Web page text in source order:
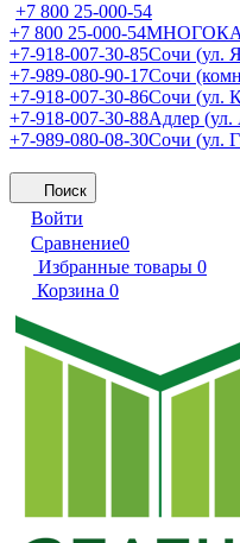
+7 800 25-000-54
+7 800 25-000-54
+7-918-007-30-85Сочи (ул.
+7-989-080-90-17Сочи
+7-918-007-30-86Сочи (ул.
+7-918-007-30-88Адлер (ул.
+7-989-080-08-30Сочи (ул.
Поиск
Войти
Сравнение0
Избранные товары 0
Корзина 0